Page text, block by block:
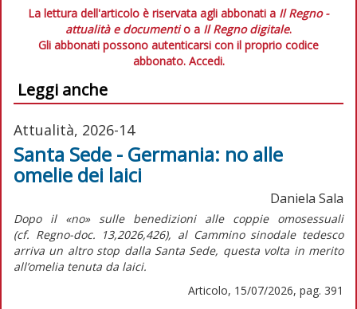
La lettura dell'articolo è riservata agli abbonati a Il Regno -
attualità e documentio a Il Regno digitale.
Gli abbonati possono autenticarsi con il proprio codice
abbonato. Accedi.
Leggi anche
Attualità, 2026-14
Santa Sede - Germania: no alle
omelie dei laici
Daniela Sala
Dopo il «no» sulle benedizioni alle coppie omosessuali
(cf. Regno-doc. 13,2026,426), al Cammino sinodale tedesco
arriva un altro stop dalla Santa Sede, questa volta in merito
all’omelia tenuta da laici.
Articolo, 15/07/2026, pag. 391